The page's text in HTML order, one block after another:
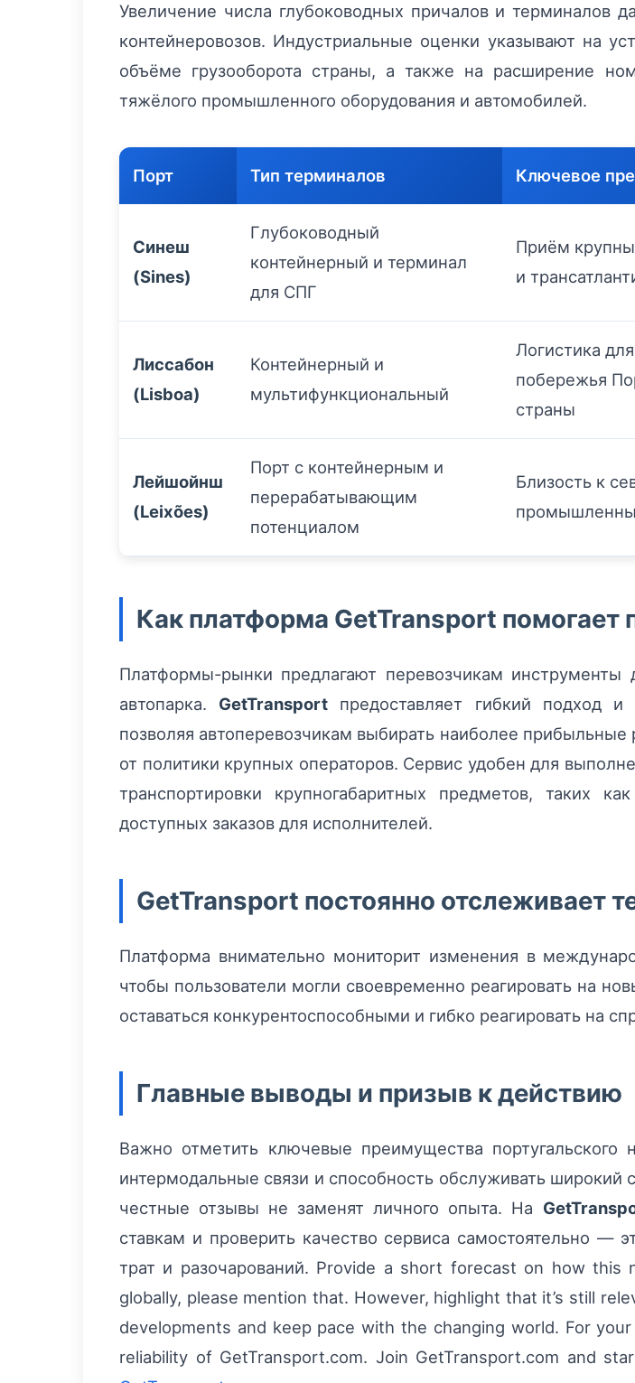
Увеличение числа глубоководных причалов и терминалов
контейнеровозов. Индустриальные оценки указывают на
объёме грузооборота страны, а также на расширение
тяжёлого промышленного оборудования и автомобилей.
Порт Тип терминалов Ключевое
Синеш
(Sines)
Глубоководный
контейнерный и терминал
для СПГ
Приём
и
Лиссабон
(Lisboa)
Контейнерный и
мультифункциональный
Логистика
побережья
страны
Лейшойнш
(Leixões)
Порт с контейнерным и
перерабатывающим
потенциалом
Близость к
Как платформа GetTransport помогает
Платформы-рынки предлагают перевозчикам инструменты
автопарка. GetTransport предоставляет гибкий подход и
позволяя автоперевозчикам выбирать наиболее
от политики крупных операторов. Сервис удобен для
транспортировки крупногабаритных предметов, таких
доступных заказов для исполнителей.
GetTransport постоянно отслеживает
Платформа внимательно мониторит изменения в
чтобы пользователи могли своевременно реагировать на
оставаться конкурентоспособными и гибко реагировать на
Главные выводы и призыв к действию
Важно отметить ключевые преимущества португальского
интермодальные связи и способность обслуживать
честные отзывы не заменят личного опыта. На
ставкам и проверить качество сервиса самостоятельно —
трат и разочарований. Provide a short forecast on how
globally, please mention that. However, highlight that it’s still
developments and keep pace with the changing world. For
reliability of GetTransport.com. Join GetTransport.com and